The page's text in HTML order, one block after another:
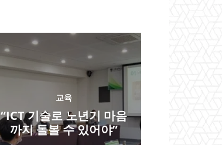
교육
“ICT 기술로 노년기 마음
까지 돌볼 수 있어야”